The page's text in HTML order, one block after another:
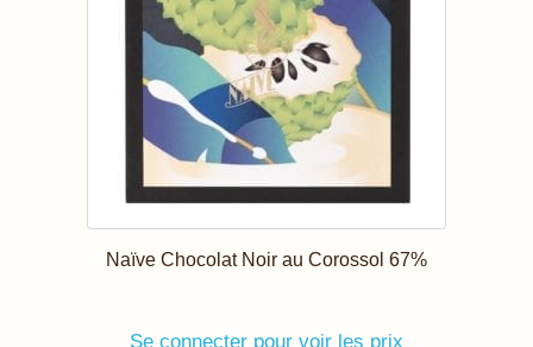
Naïve Chocolat Noir au Corossol 67%
Se connecter pour voir les prix